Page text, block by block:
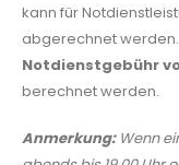
kann für
abgerechnet
Notdienstgebühr
berechnet werden.
Anmerkung: Wenn